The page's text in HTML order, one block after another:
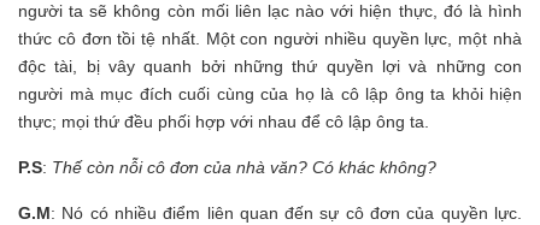
người ta sẽ không còn mối liên lạc nào với hiện thực, đó là hình
thức cô đơn tồi tệ nhất. Một con người nhiều quyền lực, một nhà
độc tài, bị vây quanh bởi những thứ quyền lợi và những con
người mà mục đích cuối cùng của họ là cô lập ông ta khỏi hiện
thực; mọi thứ đều phối hợp với nhau để cô lập ông ta.
P.S: Thế còn nỗi cô đơn của nhà văn? Có khác không?
G.M: Nó có nhiều điểm liên quan đến sự cô đơn của quyền lực.